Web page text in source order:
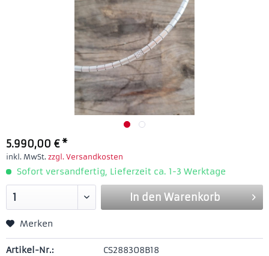
5.990,00 € *
inkl. MwSt. zzgl. Versandkosten
Sofort versandfertig, Lieferzeit ca. 1-3 Werktage
In den Warenkorb
Merken
Artikel-Nr.: CS288308B18